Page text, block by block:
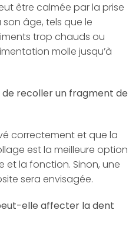
être calmée par la prise
âge, tels que le
trop chauds ou
molle jusqu’à
recoller un fragment de
correctement et que la
est la meilleure option
et la fonction. Sinon, une
sera envisagée.
elle affecter la dent